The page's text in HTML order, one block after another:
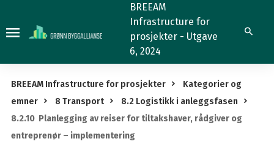
Planlegging
reiser
for
tiltakshaver,
rådgiver
og
BREEAM
Infrastructure for
prosjekter - Utgave
6, 2024
Søk
BREEAM Infrastructure for prosjekter
Kategorier og
emner
8 Transport
8.2 Logistikk i anleggsfasen
8.2.10 Planlegging av reiser for tiltakshaver, rådgiver og
entreprenør – implementering